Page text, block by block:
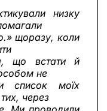
низку
щоразу, коли
що встати й
не
список моїх
через